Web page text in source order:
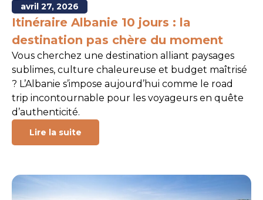
avril 27, 2026
Itinéraire Albanie 10 jours : la
destination pas chère du moment
Vous cherchez une destination alliant paysages
sublimes, culture chaleureuse et budget maîtrisé
? L’Albanie s’impose aujourd’hui comme le road
trip incontournable pour les voyageurs en quête
d’authenticité.
Lire la suite